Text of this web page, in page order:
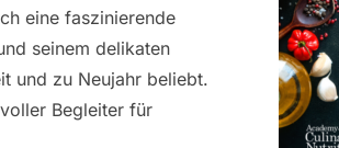
eine faszinierende
seinem delikaten
und zu Neujahr beliebt.
Begleiter für